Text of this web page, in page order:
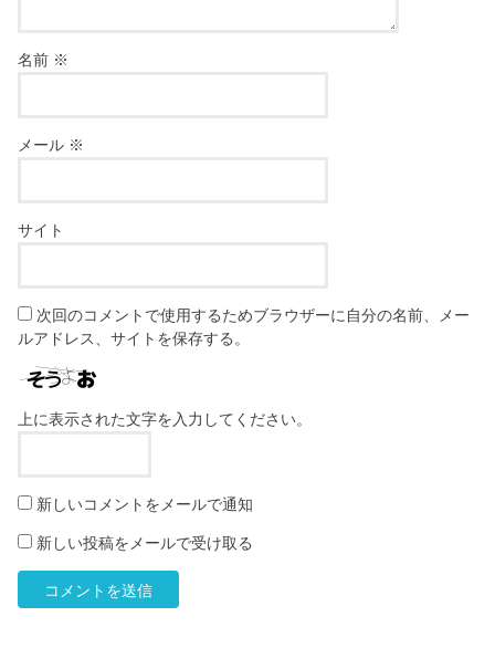
名前 ※
メール ※
サイト
次回のコメントで使用するためブラウザーに自分の名前、メー
ルアドレス、サイトを保存する。
上に表示された文字を入力してください。
新しいコメントをメールで通知
新しい投稿をメールで受け取る